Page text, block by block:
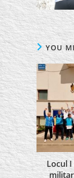
YOU
Locul